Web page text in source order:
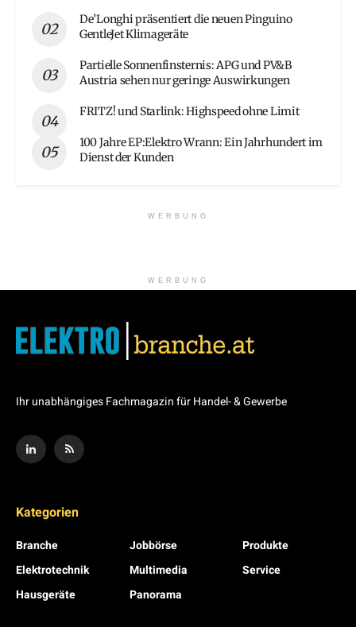
De’Longhi präsentiert die neuen Pinguino
GentleJet Klimageräte
Partielle Sonnenfinsternis: APG und PV&B
Austria sehen nur geringe Auswirkungen
FRITZ! und Starlink: Highspeed ohne Limit
100 Jahre EP:Elektro Wrann: Ein Jahrhundert im
Dienst der Kunden
WERBUNG
WERBUNG
Ihr unabhängiges Fachmagazin für Handel- & Gewerbe
Kategorien
Branche
Elektrotechnik
Hausgeräte
Jobbörse
Multimedia
Panorama
Produkte
Service